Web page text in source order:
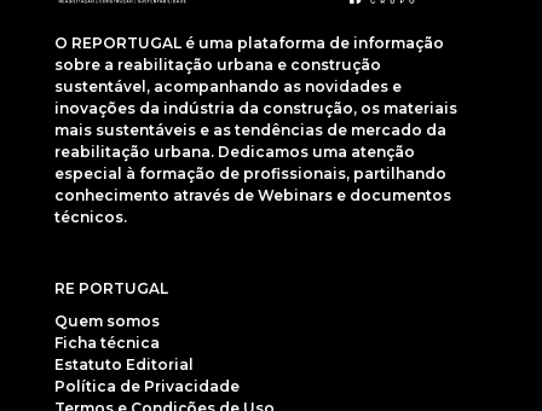
O REPORTUGAL é uma plataforma de informação
sobre a reabilitação urbana e construção
sustentável, acompanhando as novidades e
inovações da indústria da construção, os materiais
mais sustentáveis e as tendências de mercado da
reabilitação urbana. Dedicamos uma atenção
especial à formação de profissionais, partilhando
conhecimento através de Webinars e documentos
técnicos.
RE PORTUGAL
Quem somos
Ficha técnica
Estatuto Editorial
Política de Privacidade